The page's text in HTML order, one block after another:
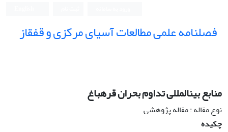
فصلنامه علمی مطالعات آسیای مرکزی و قفقاز
منابع بین‫المللی تداوم بحران قره‫باغ
نوع مقاله : مقاله پژوهشی
چکیده